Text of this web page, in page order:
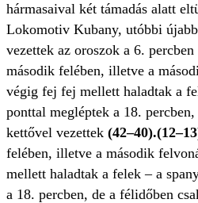
hármasaival két támadás alatt
Lokomotiv Kubany, utóbbi
vezettek az oroszok a 6. percben
második felében, illetve a
végig fej fej mellett haladtak a
ponttal megléptek a 18.
kettővel vezettek (42–40).
felében, illetve a második
mellett haladtak a felek – a
a 18. percben, de a félidőben